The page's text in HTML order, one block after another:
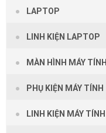
LAPTOP
LINH KIỆN LAPTOP
MÀN HÌNH MÁY TÍNH
PHỤ KIỆN MÁY TÍNH
LINH KIỆN MÁY TÍNH